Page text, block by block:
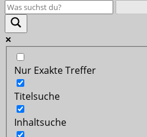
Nur Exakte Treffer
Titelsuche
Inhaltsuche